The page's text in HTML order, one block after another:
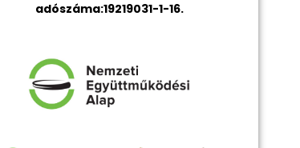
adószáma:19219031-1-16.